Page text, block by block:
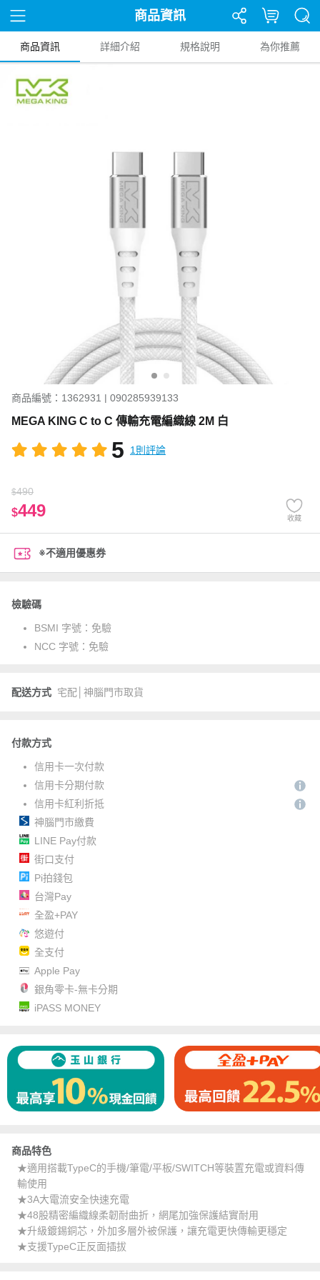
商品資訊
商品資訊 詳細介紹 規格說明 為你推薦
商品編號：1362931 | 090285939133
MEGA KING C to C 傳輸充電編織線 2M 白
5 1則評論
$490
$449 收藏
※不適用優惠券
檢驗碼
BSMI 字號： 免驗
NCC 字號： 免驗
配送方式 宅配│神腦門市取貨
付款方式
信用卡一次付款
信用卡分期付款
信用卡紅利折抵
神腦門市繳費
LINE Pay付款
街口支付
Pi拍錢包
台灣Pay
全盈+PAY
悠遊付
全支付
Apple Pay
銀角零卡-無卡分期
iPASS MONEY
商品特色
★適用搭載TypeC的手機/筆電/平板/SWITCH等裝置充電或資料傳
輸使用
★3A大電流安全快速充電
★48股精密編織線柔韌耐曲折，網尾加強保護結實耐用
★升級鍍錫銅芯，外加多層外被保護，讓充電更快傳輸更穩定
★支援TypeC正反面插拔